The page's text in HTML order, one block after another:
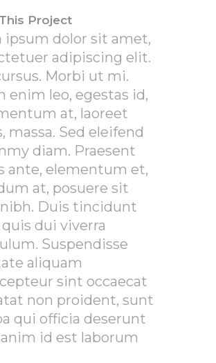
Project
ipsum dolor sit amet,
adipiscing elit.
Morbi ut mi.
enim leo, egestas id,
at, laoreet
massa. Sed eleifend
diam. Praesent
ante, elementum et,
at, posuere sit
Duis tincidunt
quis dui viverra
Suspendisse
aliquam
sint occaecat
non proident, sunt
qui officia deserunt
id est laborum